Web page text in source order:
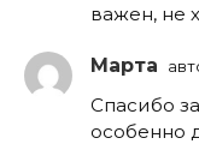
важен, не
Марта
Спасибо
особенно